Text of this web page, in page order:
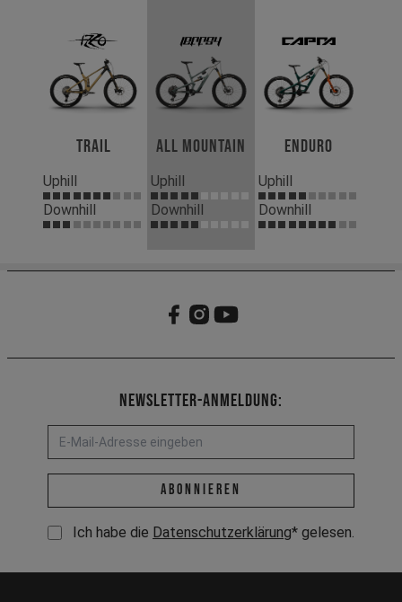
Trail
Uphill
Downhill
All Mountain
Uphill
Downhill
Enduro
Uphill
Downhill
Newsletter-Anmeldung:
E-Mail-Adresse *
abonnieren
Ich habe die Datenschutzerklärung* gelesen.